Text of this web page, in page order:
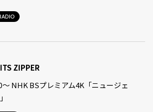
ZIPPER
〜 NHK BSプレミアム4K「ニュージェ